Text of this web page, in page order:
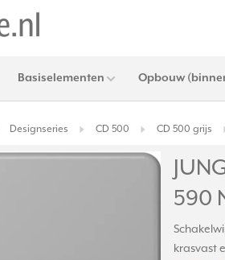
Basiselementen Opbouw
Designseries CD 500 CD 500 grijs
590
krasvast